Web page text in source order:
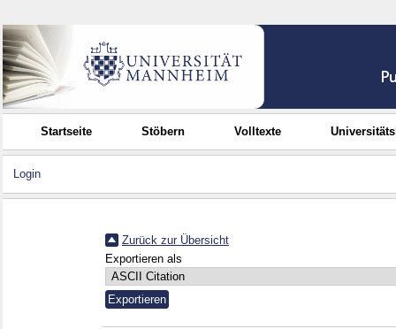
Startseite Stöbern Volltexte
Login
Zurück zur Übersicht
Exportieren als